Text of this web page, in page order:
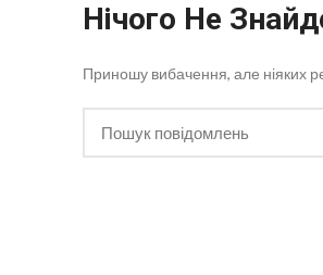
Нічого Не
Приношу вибачення, але ніяких